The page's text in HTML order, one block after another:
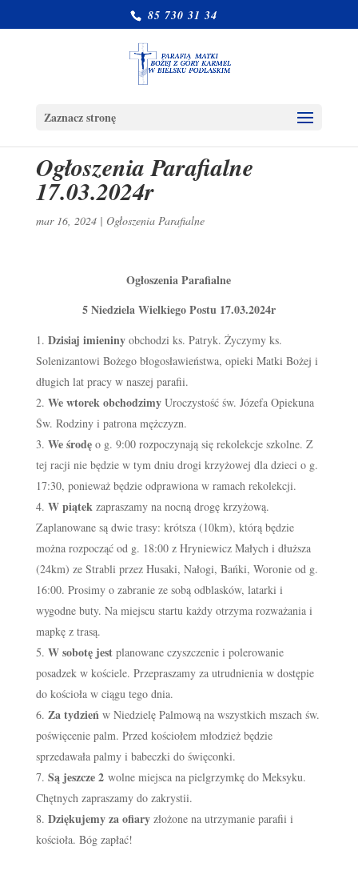
85 730 31 34
Zaznacz stronę
Ogłoszenia Parafialne
17.03.2024r
mar 16, 2024| Ogłoszenia Parafialne
Ogłoszenia Parafialne
5 Niedziela Wielkiego Postu 17.03.2024r
Dzisiaj imieniny obchodzi ks. Patryk. Życzymy ks.
Solenizantowi Bożego błogosławieństwa, opieki Matki Bożej i
długich lat pracy w naszej parafii.
We wtorek obchodzimy Uroczystość św. Józefa Opiekuna
Św. Rodziny i patrona mężczyzn.
We środę o g. 9:00 rozpoczynają się rekolekcje szkolne. Z
tej racji nie będzie w tym dniu drogi krzyżowej dla dzieci o g.
17:30, ponieważ będzie odprawiona w ramach rekolekcji.
W piątek zapraszamy na nocną drogę krzyżową.
Zaplanowane są dwie trasy: krótsza (10km), którą będzie
można rozpocząć od g. 18:00 z Hryniewicz Małych i dłuższa
(24km) ze Strabli przez Husaki, Nałogi, Bańki, Woronie od g.
16:00. Prosimy o zabranie ze sobą odblasków, latarki i
wygodne buty. Na miejscu startu każdy otrzyma rozważania i
mapkę z trasą.
W sobotę jest planowane czyszczenie i polerowanie
posadzek w kościele. Przepraszamy za utrudnienia w dostępie
do kościoła w ciągu tego dnia.
Za tydzień w Niedzielę Palmową na wszystkich mszach św.
poświęcenie palm. Przed kościołem młodzież będzie
sprzedawała palmy i babeczki do święconki.
Są jeszcze 2wolne miejsca na pielgrzymkę do Meksyku.
Chętnych zapraszamy do zakrystii.
Dziękujemy za ofiary złożone na utrzymanie parafii i
kościoła. Bóg zapłać!